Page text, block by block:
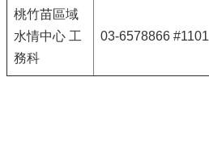
桃竹苗區域
水情中心 工
務科
03-6578866 #1101